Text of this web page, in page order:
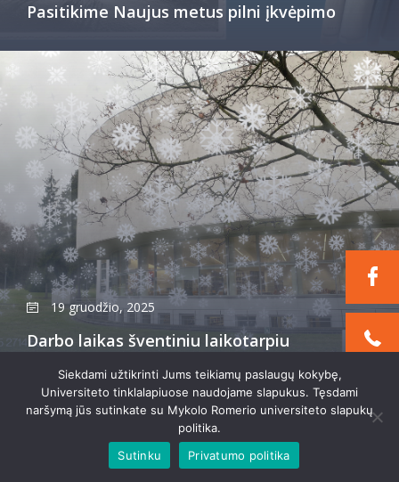
Pasitikime Naujus metus pilni įkvėpimo
19 gruodžio, 2025
Darbo laikas šventiniu laikotarpiu
Siekdami užtikrinti Jums teikiamų paslaugų kokybę,
Universiteto tinklalapiuose naudojame slapukus. Tęsdami
naršymą jūs sutinkate su Mykolo Romerio universiteto slapukų
politika.
Sutinku
Privatumo politika